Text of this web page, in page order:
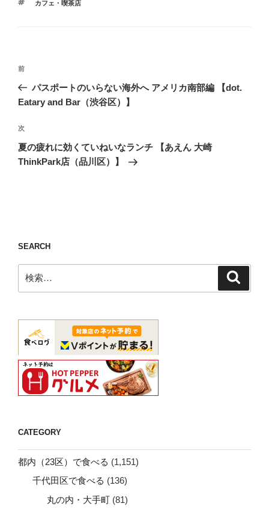
ゴ
タ
カフェ・喫茶店
投
ナ
ゲ
ー
シ
前
の
投
前
パスポートのいらない海外へ アメリカ南部編 【dot.
Eatary and Bar（渋谷区）】
次
の
投
次
夏の疲れに効くていねいなランチ 【あえん 大崎
ThinkPark店（品川区）】
SEARCH
索:
CATEGORY
都内（23区）で食べる (1,151)
千代田区で食べる (136)
丸の内・大手町 (81)